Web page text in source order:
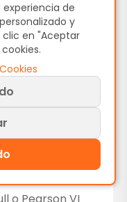
del
o Uniforme
de
y
en "Aceptar